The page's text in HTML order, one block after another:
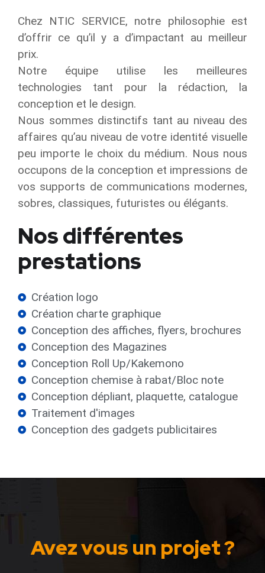
Chez NTIC SERVICE, notre philosophie est
d’offrir ce qu’il y a d’impactant au meilleur
prix.
Notre équipe utilise les meilleures
technologies tant pour la rédaction, la
conception et le design.
Nous sommes distinctifs tant au niveau des
affaires qu’au niveau de votre identité visuelle
peu importe le choix du médium. Nous nous
occupons de la conception et impressions de
vos supports de communications modernes,
sobres, classiques, futuristes ou élégants.
Nos différentes
prestations
Création logo
Création charte graphique
Conception des affiches, flyers, brochures
Conception des Magazines
Conception Roll Up/Kakemono
Conception chemise à rabat/Bloc note
Conception dépliant, plaquette, catalogue
Traitement d'images
Conception des gadgets publicitaires
Avez vous un projet ?